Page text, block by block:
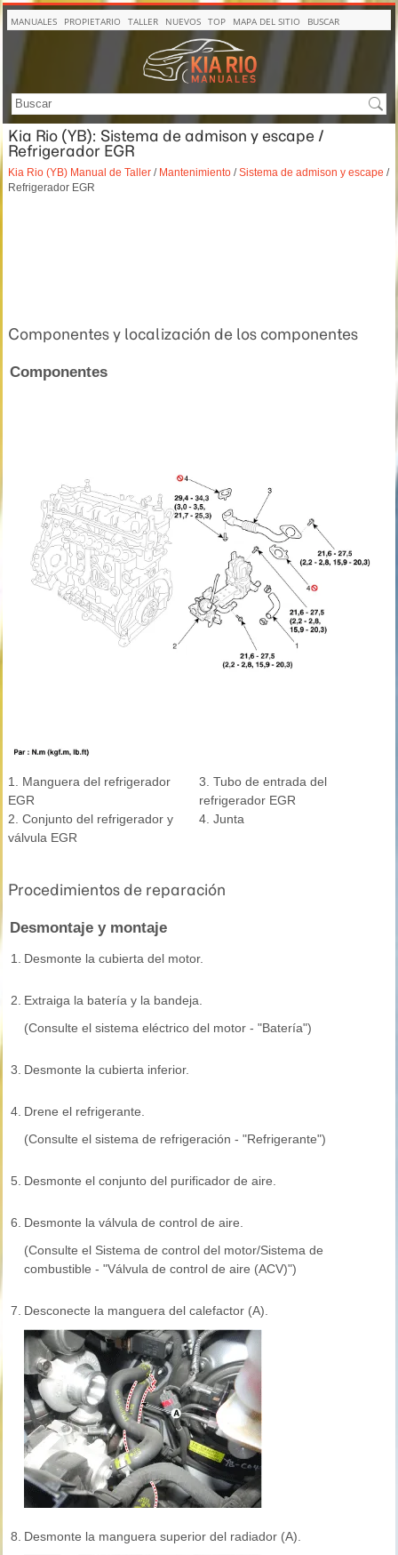
MANUALES PROPIETARIO TALLER NUEVOS TOP MAPA DEL SITIO BUSCAR
Kia Rio (YB): Sistema de admison y escape /
Refrigerador EGR
Kia Rio (YB) Manual de Taller / Mantenimiento /Sistema de admison y escape /
Refrigerador EGR
Componentes y localización de los componentes
Componentes
1. Manguera del refrigerador
EGR
2. Conjunto del refrigerador y
válvula EGR
3. Tubo de entrada del
refrigerador EGR
4. Junta
Procedimientos de reparación
Desmontaje y montaje
1. Desmonte la cubierta del motor.
2. Extraiga la batería y la bandeja.
(Consulte el sistema eléctrico del motor - "Batería")
3. Desmonte la cubierta inferior.
4. Drene el refrigerante.
(Consulte el sistema de refrigeración - "Refrigerante")
5. Desmonte el conjunto del purificador de aire.
6. Desmonte la válvula de control de aire.
(Consulte el Sistema de control del motor/Sistema de
combustible - "Válvula de control de aire (ACV)")
7. Desconecte la manguera del calefactor (A).
8. Desmonte la manguera superior del radiador (A).